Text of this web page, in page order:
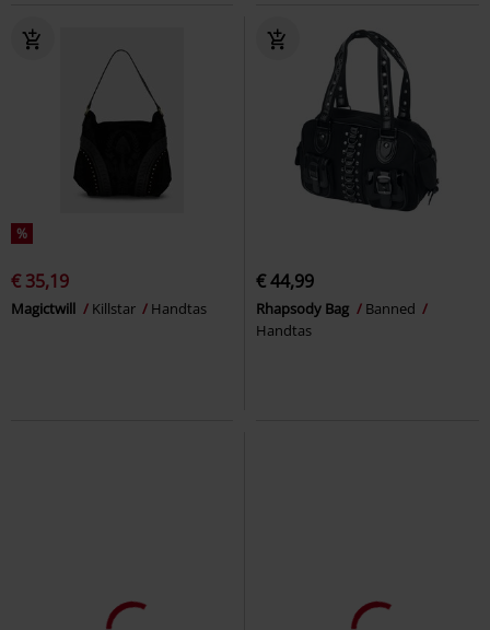
%
€ 35,19
Magictwill Killstar Handtas
€ 44,99
Rhapsody Bag
Banned
Handtas